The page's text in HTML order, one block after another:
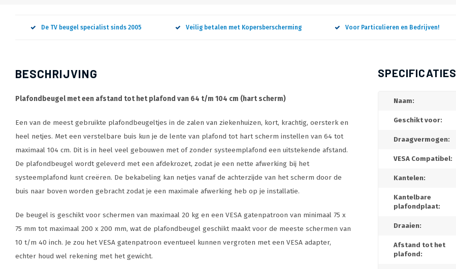
De TV beugel specialist sinds 2005 Veilig betalen met Kopersberscherming Voor Particulieren en Bedrijven!
BESCHRIJVING
Plafondbeugel met een afstand tot het plafond van 64 t/m 104 cm (hart scherm)
Een van de meest gebruikte plafondbeugeltjes in de zalen van ziekenhuizen, kort, krachtig, oersterk en
heel netjes. Met een verstelbare buis kun je de lente van plafond tot hart scherm instellen van 64 tot
maximaal 104 cm. Dit is in heel veel gebouwen met of zonder systeemplafond een uitstekende afstand.
De plafondbeugel wordt geleverd met een afdekrozet, zodat je een nette afwerking bij het
systeemplafond kunt creëren. De bekabeling kan netjes vanaf de achterzijde van het scherm door de
buis naar boven worden gebracht zodat je een maximale afwerking heb op je installatie.
De beugel is geschikt voor schermen van maximaal 20 kg en een VESA gatenpatroon van minimaal 75 x
75 mm tot maximaal 200 x 200 mm, wat de plafondbeugel geschikt maakt voor de meeste schermen van
10 t/m 40 inch. Je zou het VESA gatenpatroon eventueel kunnen vergroten met een VESA adapter,
echter houd wel rekening met het gewicht.
SPECIFICATIES
Naam:
Geschikt voor:
Draagvermogen:
VESA Compatibel:
Kantelen:
Kantelbare
plafondplaat:
Draaien:
Afstand tot het
plafond: